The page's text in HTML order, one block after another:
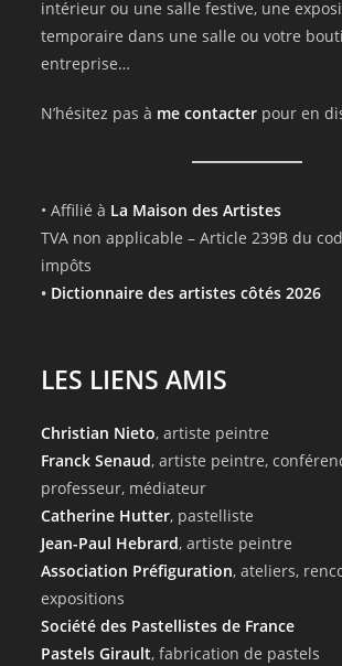
intérieur ou une salle festive, une
temporaire dans une salle ou votre
entreprise…
N’hésitez pas à me contacter pour en
• Affilié à La Maison des Artistes
TVA non applicable – Article 239B du
impôts
• Dictionnaire des artistes côtés 2026
LES LIENS AMIS
Christian Nieto, artiste peintre
Franck Senaud, artiste peintre,
professeur, médiateur
Catherine Hutter, pastelliste
Jean-Paul Hebrard, artiste peintre
Association Préfiguration, ateliers,
expositions
Société des Pastellistes de France
Pastels Girault, fabrication de pastels